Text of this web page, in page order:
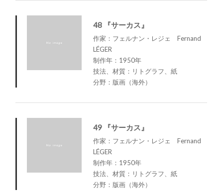
48 『サーカス』
作家：フェルナン・レジェ Fernand
LÉGER
制作年：1950年
技法、材質：リトグラフ、紙
分野：版画（海外）
49 『サーカス』
作家：フェルナン・レジェ Fernand
LÉGER
制作年：1950年
技法、材質：リトグラフ、紙
分野：版画（海外）